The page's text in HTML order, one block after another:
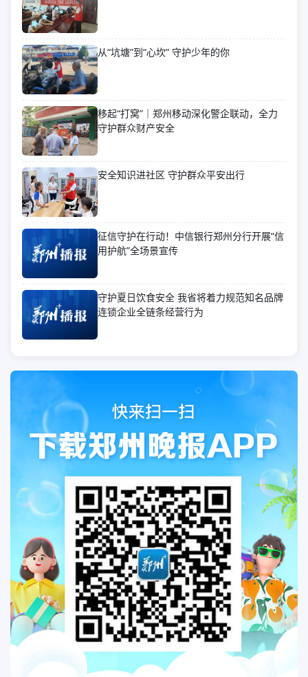
从“坑塘”到“心坎” 守护少年的你
移起“打窝”｜郑州移动深化警企联动，全力
守护群众财产安全
安全知识进社区 守护群众平安出行
征信守护在行动！中信银行郑州分行开展“信
用护航”全场景宣传
守护夏日饮食安全 我省将着力规范知名品牌
连锁企业全链条经营行为